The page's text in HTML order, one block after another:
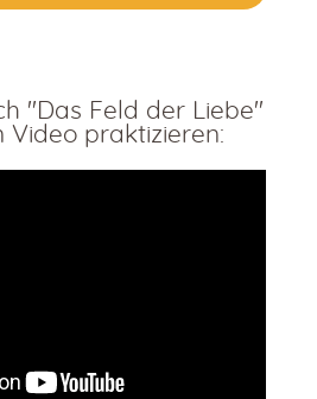
"Das Feld der Liebe"
Video praktizieren: